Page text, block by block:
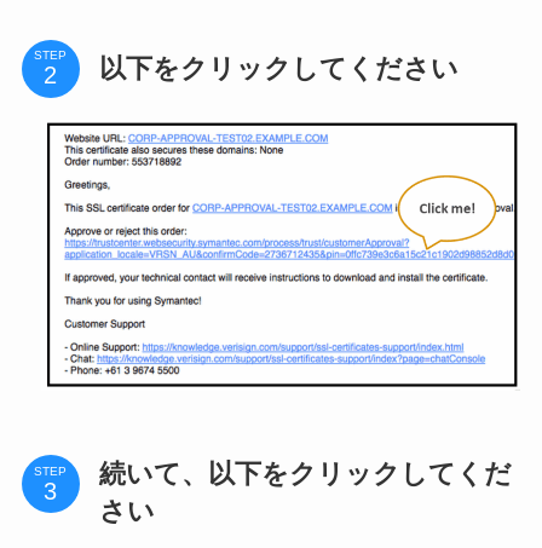
STEP 以下をクリックしてください
STEP
続いて、以下をクリックしてくだ
さい